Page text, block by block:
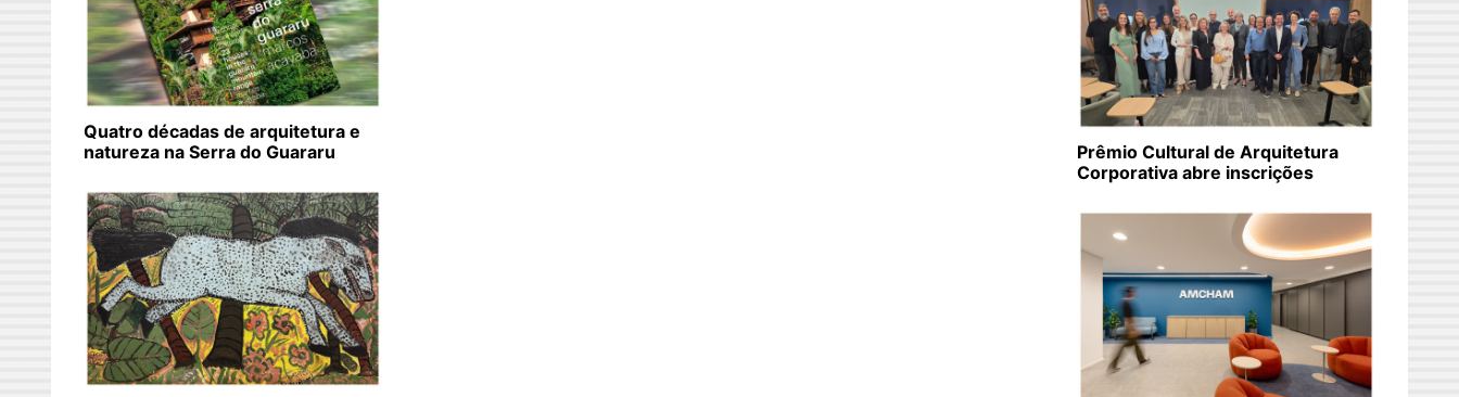
Quatro décadas de arquitetura e
natureza na Serra do Guararu
Prêmio Cultural de Arquitetura
Corporativa abre inscrições